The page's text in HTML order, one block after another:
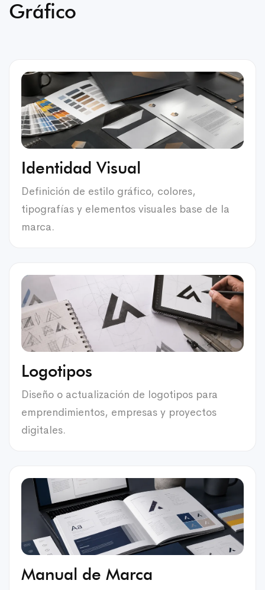
Gráfico
Identidad Visual
Definición de estilo gráfico, colores,
tipografías y elementos visuales base de la
marca.
Logotipos
Diseño o actualización de logotipos para
emprendimientos, empresas y proyectos
digitales.
Manual de Marca